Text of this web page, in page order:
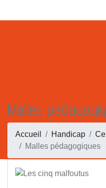
Malles
Accueil Handicap
Malles pédagogiques